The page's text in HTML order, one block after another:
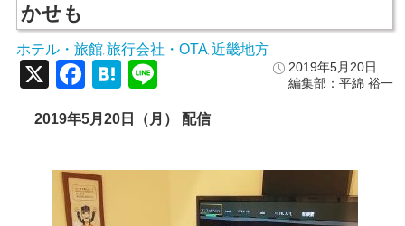
かせも
ホテル・旅館 旅行会社・OTA, 近畿地方
2019年5月20日
編集部：平綿 裕一
X Facebook
Hatena
2019年5月20日（月） 配信